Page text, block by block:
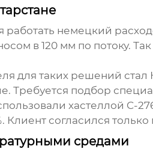
работать немецкий
в 120 мм по потоку.
для таких решений
подбор
хастеллой C-
согласился
средами